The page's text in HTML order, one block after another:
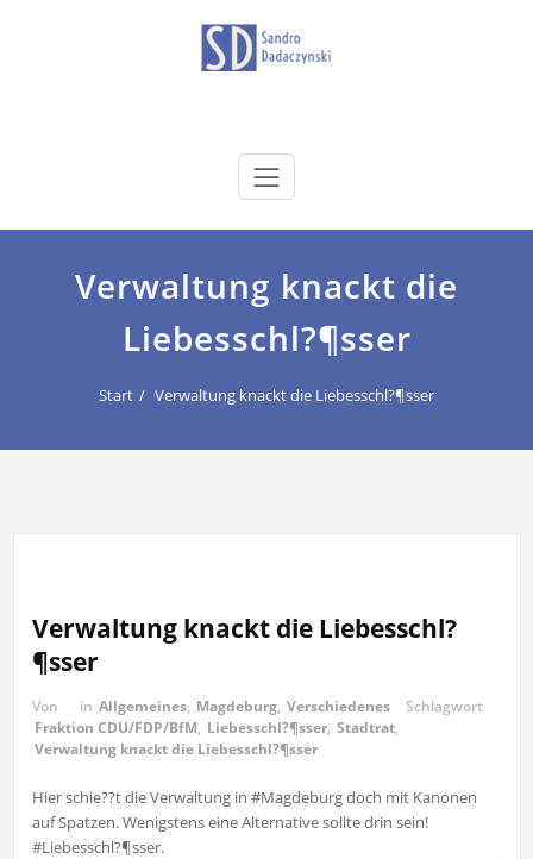
dadaczynski.de
Verwaltung knackt die
Liebesschl?¶sser
Start Verwaltung knackt die Liebesschl?¶sser
Verwaltung knackt die Liebesschl?
¶sser
Von in Allgemeines, Magdeburg, Verschiedenes
Schlagwort
Fraktion CDU/FDP/BfM, Liebesschl?¶sser, Stadtrat,
Verwaltung knackt die Liebesschl?¶sser
Hier schie??t die Verwaltung in #Magdeburg doch mit Kanonen
auf Spatzen. Wenigstens eine Alternative sollte drin sein!
#Liebesschl?¶sser.